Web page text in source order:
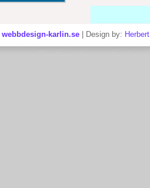
webbdesign-karlin.se | Design by: